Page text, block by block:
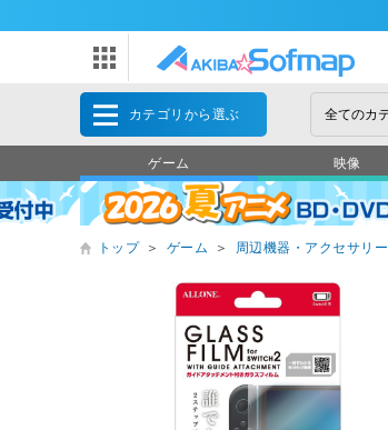
カテゴリから選ぶ
ゲーム 映像
トップ ＞ ゲーム ＞ 周辺機器・アクセサリー